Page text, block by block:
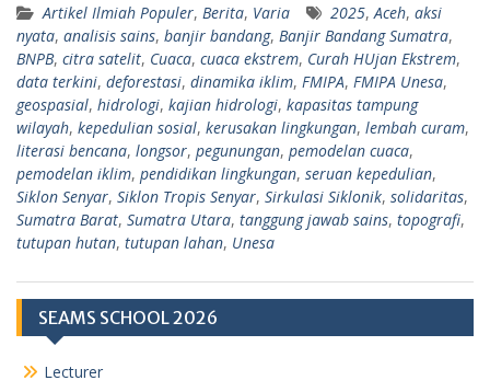
Artikel Ilmiah Populer, Berita, Varia 2025,Aceh, aksi
nyata, analisis sains, banjir bandang, Banjir Bandang Sumatra,
BNPB, citra satelit, Cuaca, cuaca ekstrem, Curah HUjan Ekstrem,
data terkini, deforestasi, dinamika iklim, FMIPA, FMIPA Unesa,
geospasial, hidrologi, kajian hidrologi, kapasitas tampung
wilayah, kepedulian sosial, kerusakan lingkungan, lembah curam,
literasi bencana, longsor, pegunungan, pemodelan cuaca,
pemodelan iklim, pendidikan lingkungan, seruan kepedulian,
Siklon Senyar, Siklon Tropis Senyar, Sirkulasi Siklonik, solidaritas,
Sumatra Barat, Sumatra Utara, tanggung jawab sains, topografi,
tutupan hutan, tutupan lahan, Unesa
SEAMS SCHOOL 2026
Lecturer